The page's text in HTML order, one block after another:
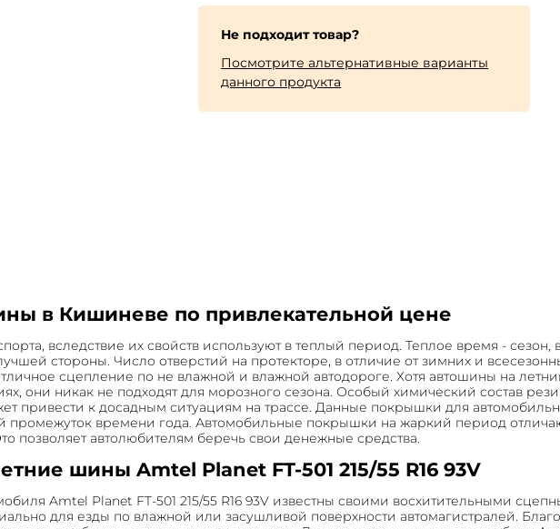
Не подходит товар?
Посмотрите альтернативные варианты
данного продукта
в Кишиневе по привлекательной цене
вследствие их свойств используют в теплый период. Теплое время -
стороны. Число отверстий на протекторе, в отличие от зимних и
сцепление по не влажной и влажной автодороге. Хотя автошины на
они никак не подходят для морозного сезона. Особый химический состав
привести к досадным ситуациям на трассе. Данные покрышки для
промежуток времени года. Автомобильные покрышки на жаркий период
позволяет автолюбителям беречь свои денежные средства.
шины Amtel Planet FT-501 215/55 R16 93V
Amtel Planet FT-501 215/55 R16 93V известны своими восхитительными
для езды по влажной или засушливой поверхности автомагистралей.